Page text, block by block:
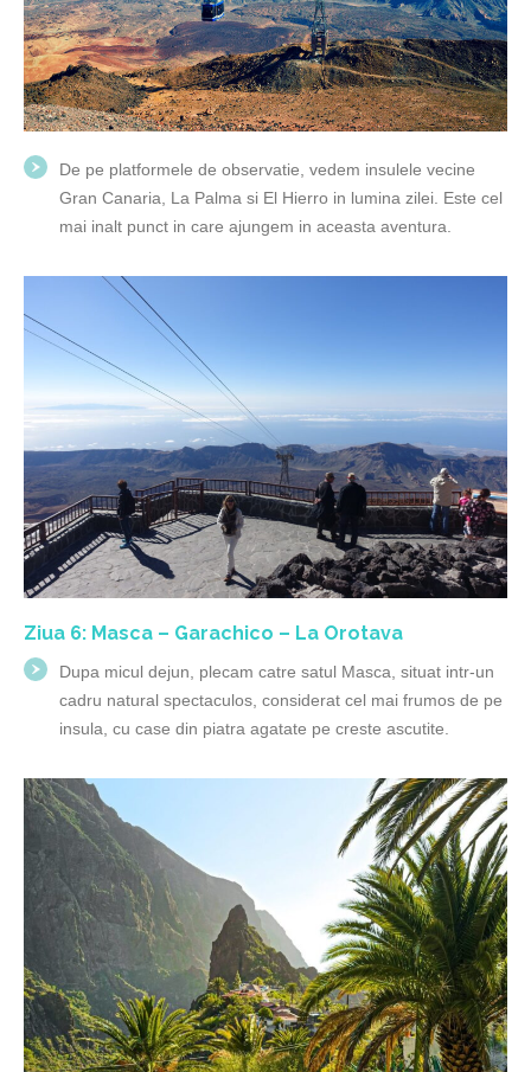
De pe platformele de observatie, vedem insulele vecine
Gran Canaria, La Palma si El Hierro in lumina zilei. Este cel
mai inalt punct in care ajungem in aceasta aventura.
Ziua 6: Masca – Garachico – La Orotava
Dupa micul dejun, plecam catre satul Masca, situat intr-un
cadru natural spectaculos, considerat cel mai frumos de pe
insula, cu case din piatra agatate pe creste ascutite.